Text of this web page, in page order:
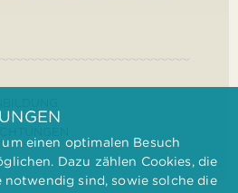
einen optimalen Besuch
Dazu zählen Cookies, die
sind, sowie solche die